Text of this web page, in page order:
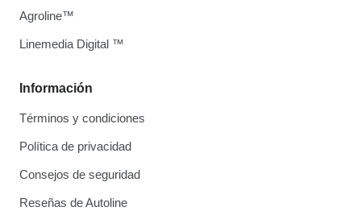
Información
Términos y condiciones
Política de privacidad
Consejos de seguridad
Reseñas de Autoline
Agroline™
Linemedia Digital ™